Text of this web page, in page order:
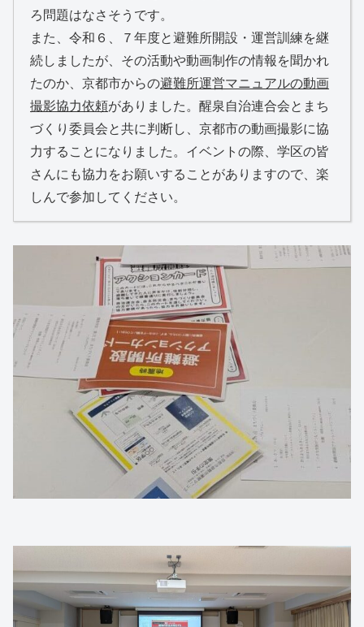
ろ問題はなさそうです。
また、令和６、７年度と避難所開設・運営訓練を継
続しましたが、その活動や動画制作の情報を聞かれ
たのか、京都市からの避難所運営マニュアルの動画
撮影協力依頼がありました。醒泉自治連合会とまち
づくり委員会と共に判断し、京都市の動画撮影に協
力することになりました。イベントの際、学区の皆
さんにも協力をお願いすることがありますので、楽
しんで参加してください。